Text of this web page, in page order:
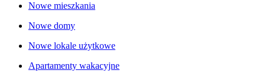
Nowe mieszkania
Nowe domy
Nowe lokale użytkowe
Apartamenty wakacyjne